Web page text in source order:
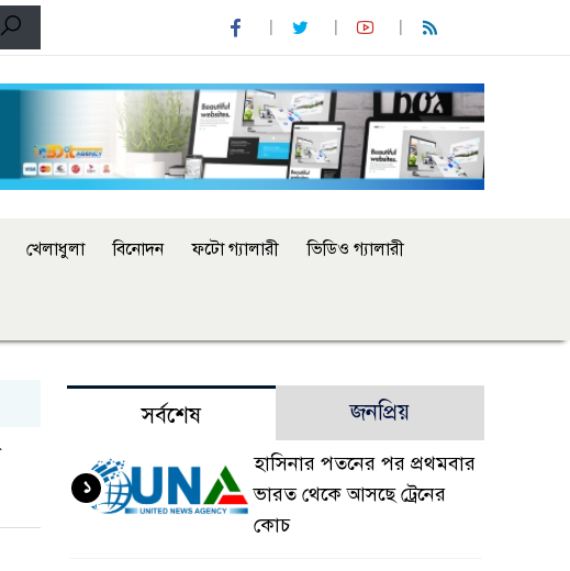
খেলাধুলা বিনোদন ফটো গ্যালারী ভিডিও গ্যালারী
সর্বশেষ জনপ্রিয়
হাসিনার পতনের পর প্রথমবার
ভারত থেকে আসছে ট্রেনের
কোচ
১